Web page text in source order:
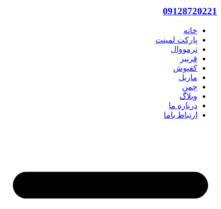
09128720221
خانه
پارکت لمینت
ترمووال
قرنیز
کفپوش
ماربل
چمن
وبلاگ
درباره ما
ارتباط باما